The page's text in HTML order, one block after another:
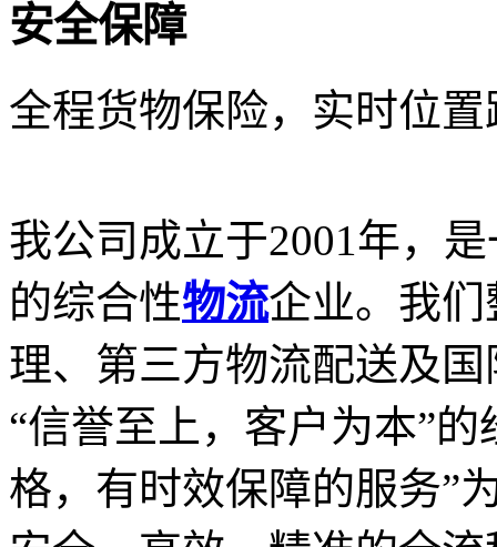
安全保障
全程货物保险，实时位
我公司成立于2001年，
的综合性物流企业。我
理、第三方物流配送及
“信誉至上，客户为本”
格，有时效保障的服务”